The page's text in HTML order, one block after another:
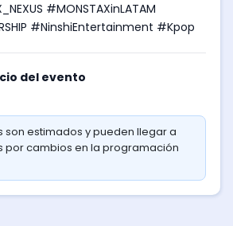
#MONSTAXinLATAM
#NinshiEntertainment #Kpop
del evento
son estimados y pueden llegar a
por cambios en la programación